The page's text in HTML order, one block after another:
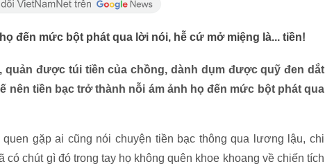
đến mức bột phát qua lời nói, hễ cứ mở miệng là... tiền!
quản được túi tiền của chồng, dành dụm được quỹ đen dắt
nên tiền bạc trở thành nỗi ám ảnh họ đến mức bột phát qua
gặp ai cũng nói chuyện tiền bạc thông qua lương lậu, chi
chút gì đó trong tay họ không quên khoe khoang về chiến tích